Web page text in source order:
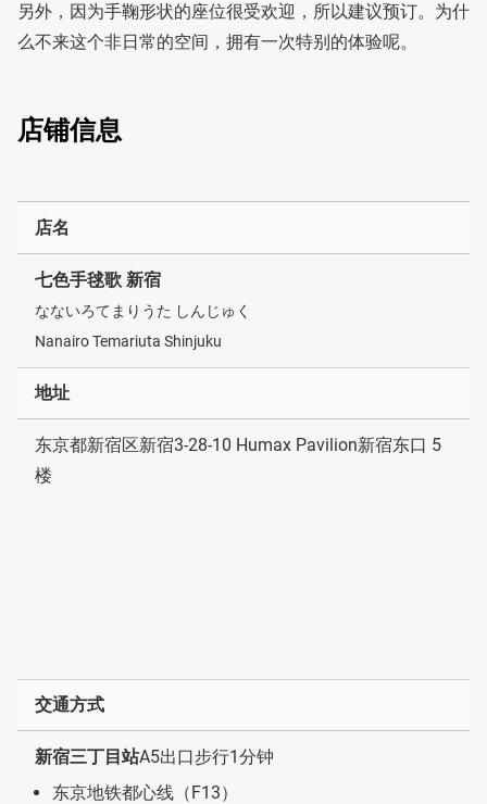
另外，因为手鞠形状的座位很受欢迎，所以建议预订。为什
么不来这个非日常的空间，拥有一次特别的体验呢。
店铺信息
店名
七色手毬歌 新宿
なないろてまりうた しんじゅく
Nanairo Temariuta Shinjuku
地址
东京都新宿区新宿3-28-10 Humax Pavilion新宿东口 5
楼
交通方式
新宿三丁目站A5出口步行1分钟
东京地铁都心线（F13）